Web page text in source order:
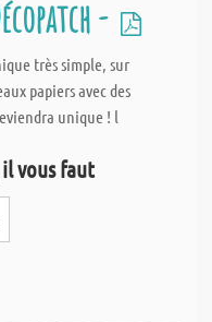
-
très simple, sur
papiers avec des
unique ! l
vous faut